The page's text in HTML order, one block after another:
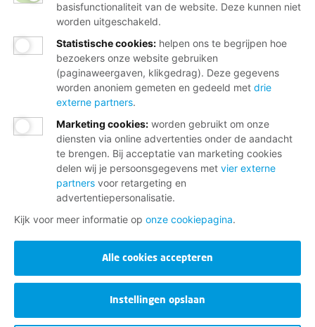
basisfunctionaliteit van de website. Deze kunnen niet
worden uitgeschakeld.
Statistische cookies: helpen ons te begrijpen hoe
bezoekers onze website gebruiken
(paginaweergaven, klikgedrag). Deze gegevens
worden anoniem gemeten en gedeeld met drie
externe partners.
Marketing cookies: worden gebruikt om onze
diensten via online advertenties onder de aandacht
te brengen. Bij acceptatie van marketing cookies
delen wij je persoonsgegevens met vier externe
partners voor retargeting en
advertentiepersonalisatie.
Kijk voor meer informatie op onze cookiepagina.
Alle cookies accepteren
Instellingen opslaan